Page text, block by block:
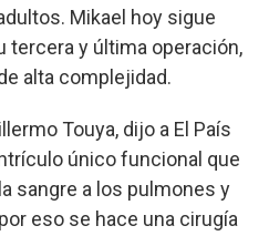
Mikael hoy sigue
tercera y última operación,
alta complejidad.
Touya, dijo a El País
único funcional que
sangre a los pulmones y
eso se hace una cirugía